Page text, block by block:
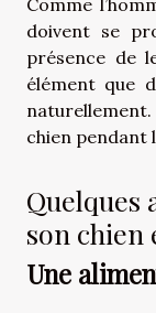
doivent se
présence de
élément que
chien pendant
Quelques
son chien
Une